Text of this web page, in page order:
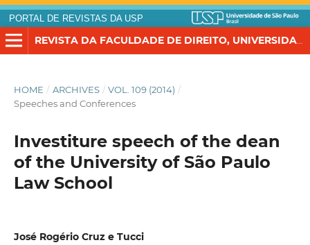
PORTAL DE REVISTAS DA USP
REVISTA DA FACULDADE DE DIREITO, UNIVERSIDADE DE SÃO PAULO
HOME / ARCHIVES / VOL. 109 (2014) /
Speeches and Conferences
Investiture speech of the dean
of the University of São Paulo
Law School
José Rogério Cruz e Tucci